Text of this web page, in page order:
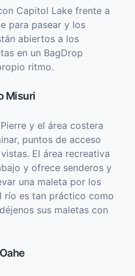
Capitol Lake frente a
para pasear y los
abiertos a los
en un BagDrop
ritmo.
Misuri
y el área costera
puntos de acceso
El área recreativa
y ofrece senderos y
una maleta por los
río es tan práctico como
sus maletas con